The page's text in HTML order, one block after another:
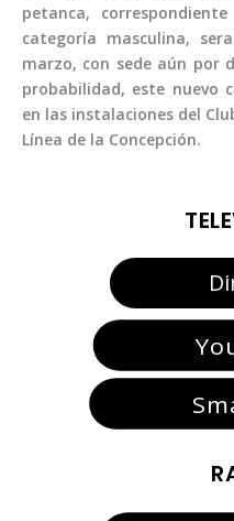
petanca,
categoría masculina,
marzo, con sede aún por
probabilidad, este nuevo
en las instalaciones del
Línea de la Concepción.